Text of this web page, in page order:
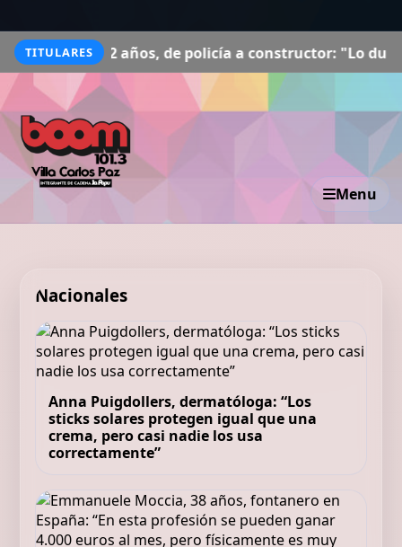
TITULARES
años, de policía a constructor: "Lo duro de todo
Menu
Nacionales
Anna Puigdollers, dermatóloga: “Los
sticks solares protegen igual que una
crema, pero casi nadie los usa
correctamente”